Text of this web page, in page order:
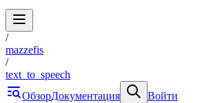
/
mazzefis
/
text_to_speech
ОбзорДокументация
Войти